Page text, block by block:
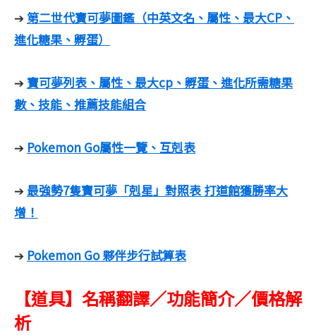
➔第二世代寶可夢圖鑑（中英文名、屬性、最大CP、
進化糖果、孵蛋）
➔ 寶可夢列表、屬性、最大cp、孵蛋、進化所需糖果
數、技能、推薦技能組合
➔ Pokemon Go屬性一覽、互剋表
➔ 最強勢7隻寶可夢「剋星」對照表 打道館獲勝率大
增！
➔ Pokemon Go 夥伴步行試算表
【道具】名稱翻譯／功能簡介／價格解
析